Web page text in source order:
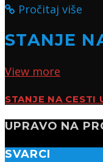
Pročitaj više
STANJE
View more
STANJE NA CESTI
UPRAVO NA
SVARCI